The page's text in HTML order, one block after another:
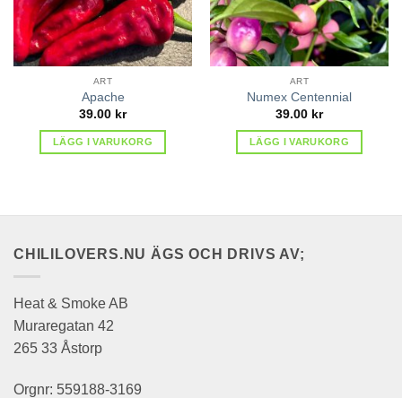
ART
Apache
39.00 kr
LÄGG I VARUKORG
ART
Numex Centennial
39.00 kr
LÄGG I VARUKORG
CHILILOVERS.NU ÄGS OCH DRIVS AV;
Heat & Smoke AB
Muraregatan 42
265 33 Åstorp
Orgnr: 559188-3169